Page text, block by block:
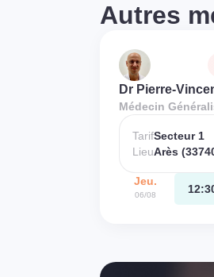
Autres
Dr Pierre-
Médecin
TarifSecteur 1
LieuArès
Jeu.
06/08